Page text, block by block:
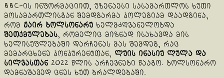
BBC-ის ინფორმაციით, უზენაესი სასამართლოს ხუთი
მოსამართლისგან შემდგარმა კოლეგიამ დაადგინა,
რომ ჟაირ ბოლსონარუ ხელმძღვანელობდა
შეთქმულებას, რომელიც მიზნად ისახავდა მის
ხელისუფლებაში დარჩენას მას შემდეგ, რაც
მემარცხენე კონკურენტთან, ლუის ინასიუ ლულა და
სილვასთან2022 წლის არჩევნები წააგო. ბოლსონარო
დამნაშავედ ცნეს ხუთ ბრალდებაში.